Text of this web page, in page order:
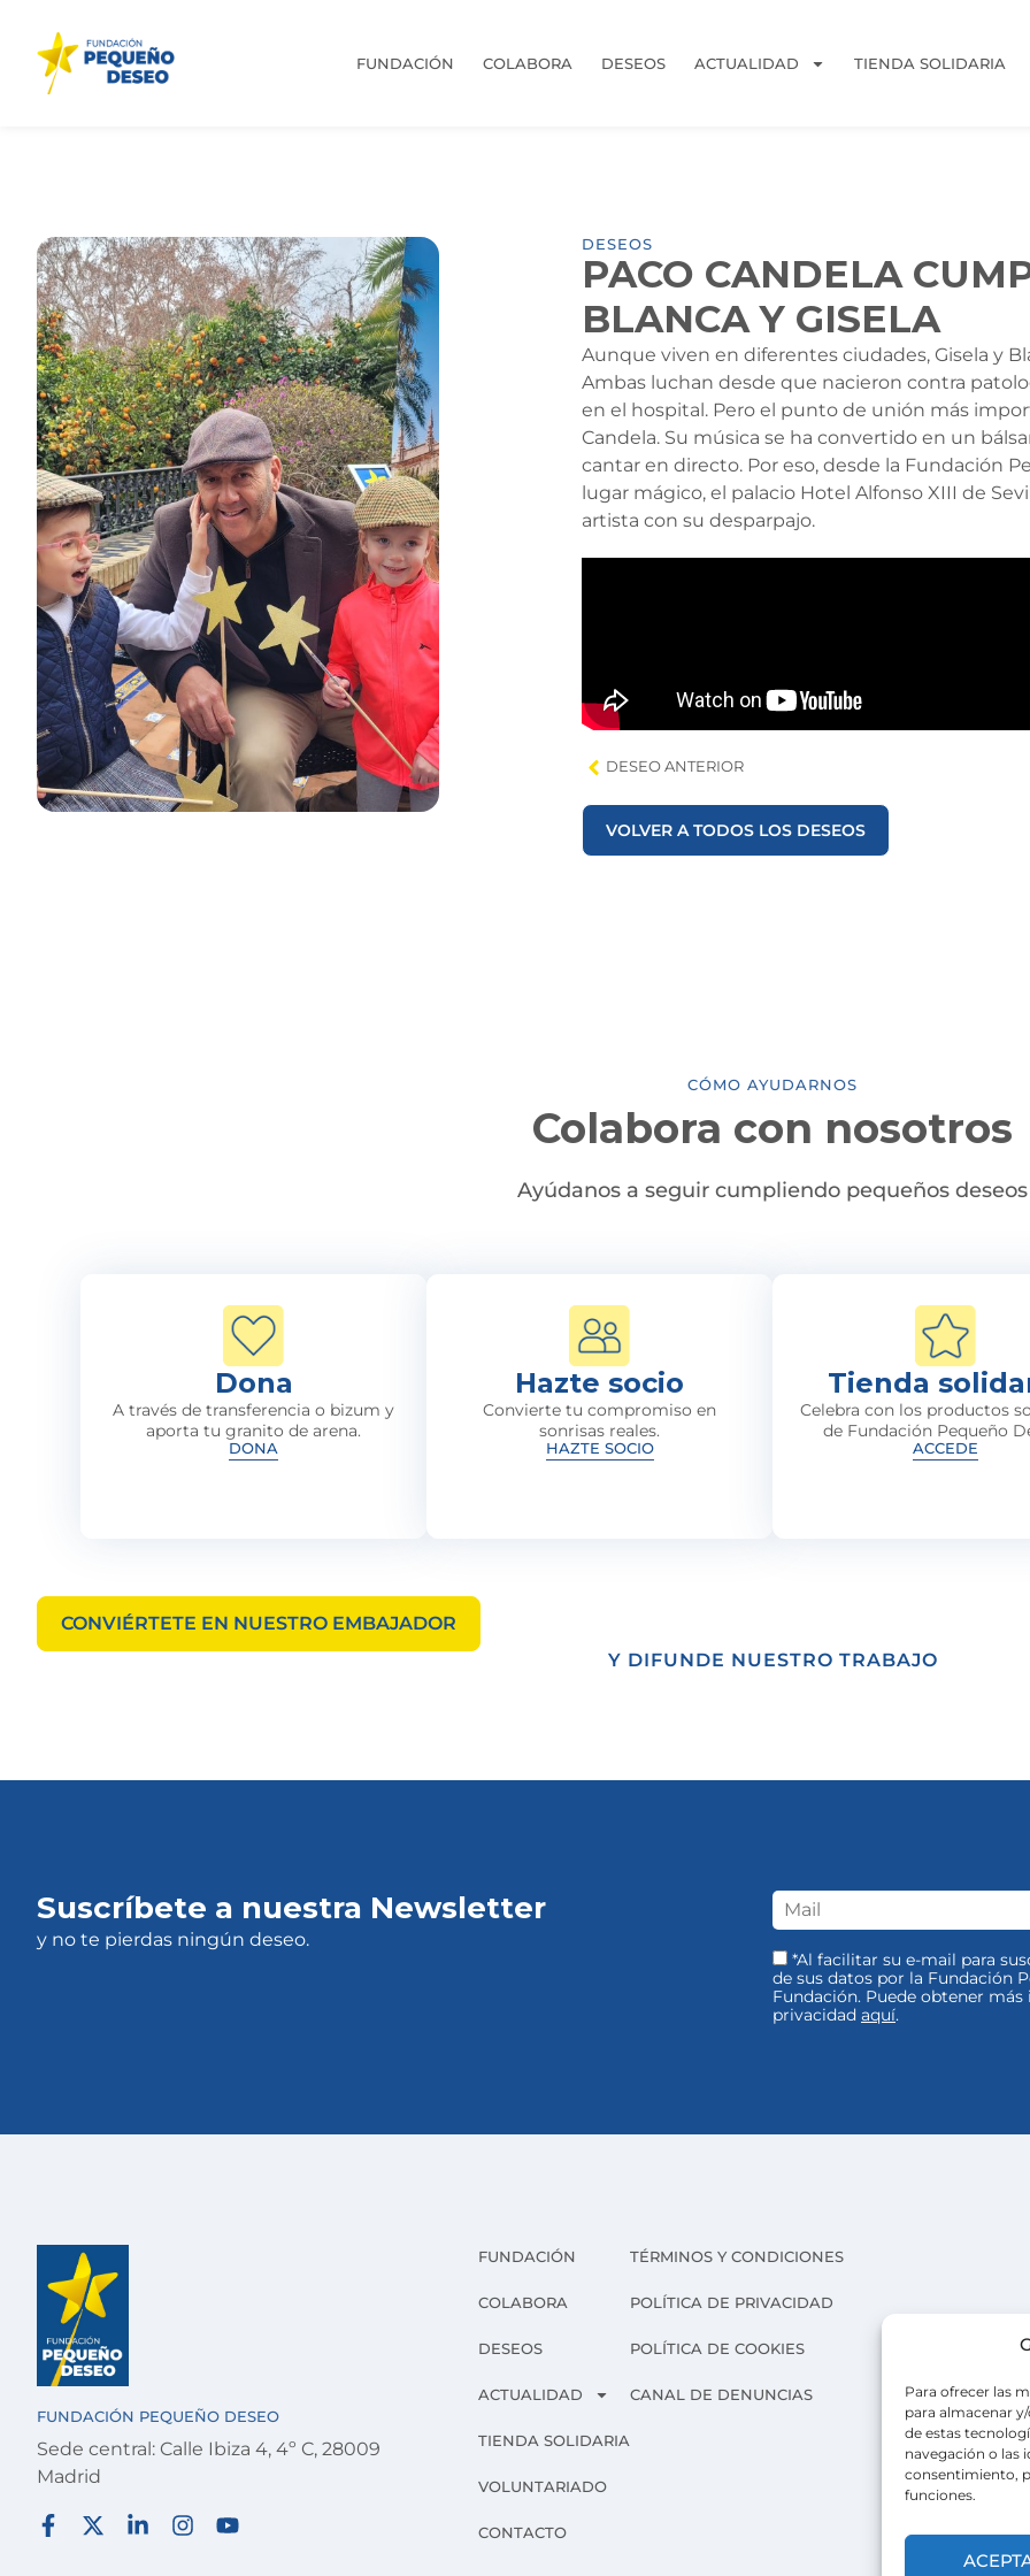
Para ofrecer las
para almacenar
de estas
navegación o las
consentimiento,
funciones.
FUNDACIÓN COLABORA DESEOS ACTUALIDAD TIENDA SOLIDARIA
DESEOS
PACO CANDELA
BLANCA Y GISELA
Aunque viven en diferentes ciudades, Gisela y
Ambas luchan desde que nacieron contra
en el hospital. Pero el punto de unión más
Candela. Su música se ha convertido en un
cantar en directo. Por eso, desde la Fundación
lugar mágico, el palacio Hotel Alfonso XIII de
artista con su desparpajo.
DESEO ANTERIOR
VOLVER A TODOS LOS DESEOS
CÓMO AYUDARNOS
Colabora con nosotros
Ayúdanos a seguir cumpliendo pequeños deseos
Dona
A través de transferencia o bizum y
aporta tu granito de arena.
DONA
Hazte socio
Convierte tu compromiso en
sonrisas reales.
HAZTE SOCIO
Tienda
Celebra con los productos
de Fundación Pequeño
ACCEDE
CONVIÉRTETE EN NUESTRO EMBAJADOR
Y DIFUNDE NUESTRO TRABAJO
Suscríbete a nuestra Newsletter
y no te pierdas ningún deseo.
*Al facilitar su e-mail para
de sus datos por la Fundación
Fundación. Puede obtener
privacidad aquí.
FUNDACIÓN PEQUEÑO DESEO
Sede central: Calle Ibiza 4, 4º C, 28009
Madrid
FUNDACIÓN
COLABORA
DESEOS
ACTUALIDAD
TIENDA SOLIDARIA
VOLUNTARIADO
CONTACTO
TÉRMINOS Y CONDICIONES
POLÍTICA DE PRIVACIDAD
POLÍTICA DE COOKIES
CANAL DE DENUNCIAS